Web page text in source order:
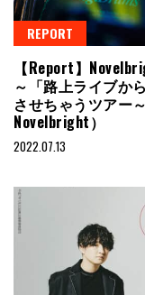
REPORT
【Report】
～「路上ライブか
させちゃうツアー
Novelbright）
2022.07.13